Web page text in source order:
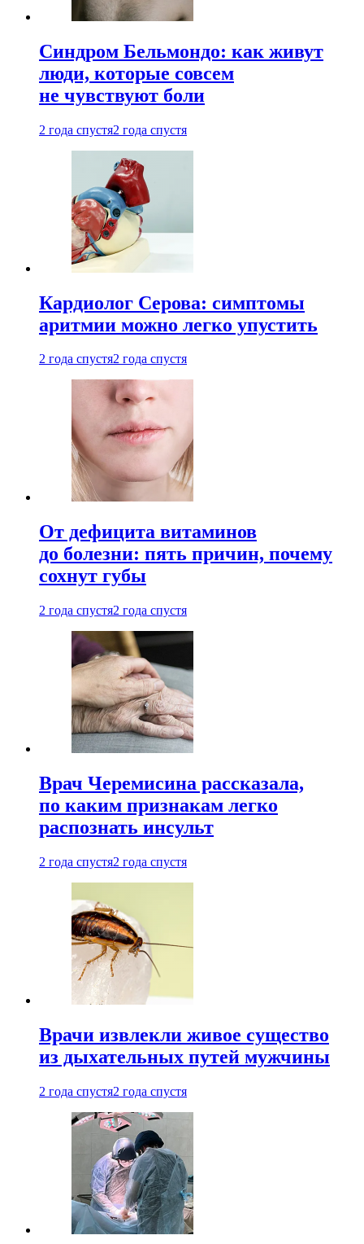
Синдром Бельмондо: как живут
люди, которые совсем
не чувствуют боли
2 года спустя2 года спустя
Кардиолог Серова: симптомы
аритмии можно легко упустить
2 года спустя2 года спустя
От дефицита витаминов
до болезни: пять причин, почему
сохнут губы
2 года спустя2 года спустя
Врач Черемисина рассказала,
по каким признакам легко
распознать инсульт
2 года спустя2 года спустя
Врачи извлекли живое существо
из дыхательных путей мужчины
2 года спустя2 года спустя